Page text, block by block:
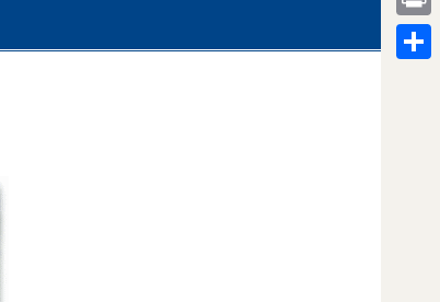
Mail
Print